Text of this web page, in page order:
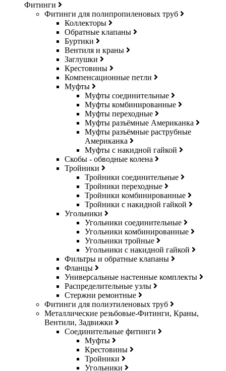
Фитинги
Фитинги для полипропиленовых труб
Коллекторы
Обратные клапаны
Буртики
Вентиля и краны
Заглушки
Крестовины
Компенсационные петли
Муфты
Муфты соединительные
Муфты комбинированные
Муфты переходные
Муфты разъёмные Американка
Муфты разъёмные раструбные
Американка
Муфты с накидной гайкой
Скобы - обводные колена
Тройники
Тройники соединительные
Тройники переходные
Тройники комбинированные
Тройники с накидной гайкой
Угольники
Угольники соединительные
Угольники комбинированные
Угольники тройные
Угольники с накидной гайкой
Фильтры и обратные клапаны
Фланцы
Универсальные настенные комплекты
Распределительные узлы
Стержни ремонтные
Фитинги для полиэтиленовых труб
Металлические резьбовые-Фитинги, Краны,
Вентили, Задвижки
Соединительные фитинги
Муфты
Крестовины
Тройники
Угольники